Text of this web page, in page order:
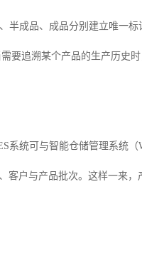
半成品、成品分别建立唯一标
要追溯某个产品的生产历史
统可与智能仓储管理系统（
客户与产品批次。这样一来，